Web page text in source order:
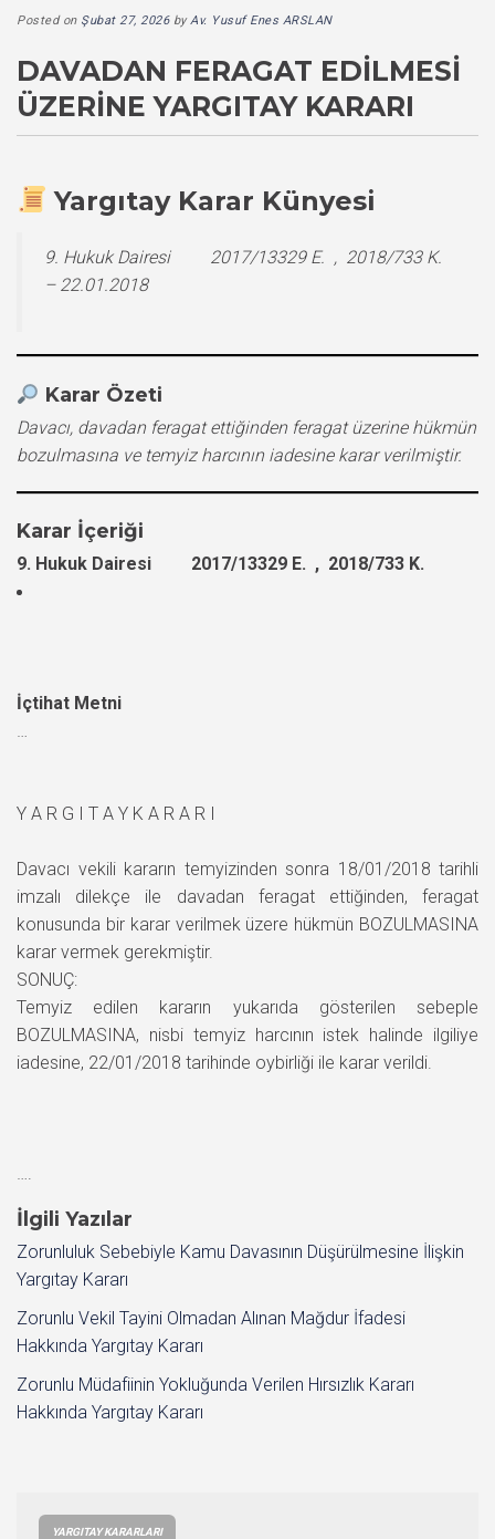
Posted on Şubat 27, 2026byAv. Yusuf Enes ARSLAN
DAVADAN FERAGAT EDILMESI
ÜZERINE YARGITAY KARARI
Yargıtay Karar Künyesi
9. Hukuk Dairesi 2017/13329 E. , 2018/733 K.
– 22.01.2018
Karar Özeti
Davacı, davadan feragat ettiğinden feragat üzerine hükmün
bozulmasına ve temyiz harcının iadesine karar verilmiştir.
Karar İçeriği
9. Hukuk Dairesi 2017/13329 E. , 2018/733 K.
İçtihat Metni
Y A R G I T A Y K A R A R I
Davacı vekili kararın temyizinden sonra 18/01/2018 tarihli
imzalı dilekçe ile davadan feragat ettiğinden, feragat
konusunda bir karar verilmek üzere hükmün BOZULMASINA
karar vermek gerekmiştir.
SONUÇ:
Temyiz edilen kararın yukarıda gösterilen sebeple
BOZULMASINA, nisbi temyiz harcının istek halinde ilgiliye
iadesine, 22/01/2018 tarihinde oybirliği ile karar verildi.
İlgili Yazılar
Zorunluluk Sebebiyle Kamu Davasının Düşürülmesine İlişkin
Yargıtay Kararı
Zorunlu Vekil Tayini Olmadan Alınan Mağdur İfadesi
Hakkında Yargıtay Kararı
Zorunlu Müdafiinin Yokluğunda Verilen Hırsızlık Kararı
Hakkında Yargıtay Kararı
YARGITAY KARARLARI